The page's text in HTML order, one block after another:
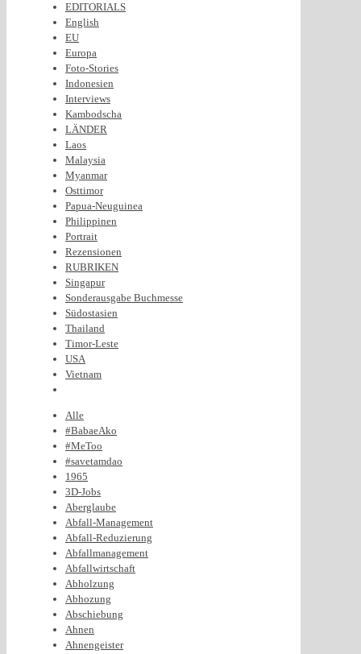
EDITORIALS
English
EU
Europa
Foto-Stories
Indonesien
Interviews
Kambodscha
LÄNDER
Laos
Malaysia
Myanmar
Osttimor
Papua-Neuguinea
Philippinen
Portrait
Rezensionen
RUBRIKEN
Singapur
Sonderausgabe Buchmesse
Südostasien
Thailand
Timor-Leste
USA
Vietnam
Alle
#BabaeAko
#MeToo
#savetamdao
1965
3D-Jobs
Aberglaube
Abfall-Management
Abfall-Reduzierung
Abfallmanagement
Abfallwirtschaft
Abholzung
Abhozung
Abschiebung
Ahnen
Ahnengeister